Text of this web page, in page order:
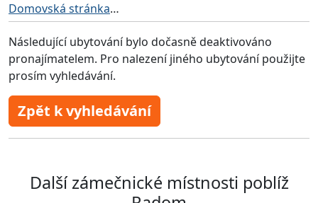
Domovská stránka
Následující ubytování bylo dočasně deaktivováno
pronajímatelem. Pro nalezení jiného ubytování použijte
prosím vyhledávání.
Zpět k vyhledávání
Další zámečnické místnosti poblíž